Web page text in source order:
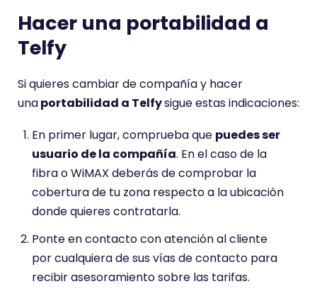
Hacer una portabilidad a
Telfy
Si quieres cambiar de compañía y hacer
unaportabilidad a Telfysigue estas indicaciones:
En primer lugar, comprueba que puedes ser
usuario de la compañía. En el caso de la
fibra o WiMAX deberás de comprobar la
cobertura de tu zona respecto a la ubicación
donde quieres contratarla.
Ponte en contacto con atención al cliente
por cualquiera de sus vías de contacto para
recibir asesoramiento sobre las tarifas.